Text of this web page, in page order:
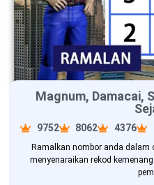
Magnum, Damacai,
9752 8062 4376
Ramalkan nombor anda dalam
menyenaraikan rekod